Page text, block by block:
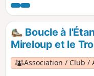
alimentait la Rigole de
longe la rigole sur 2
centenaires. Il traverse
de La Bouderie et des
retrouve un habitat
région : murs en granit,
jardins travaillés...
Boucle à
Mireloup et le
Association / Club /